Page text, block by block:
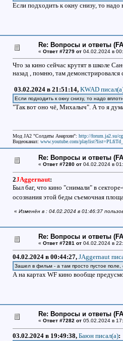
Если подходить к окну снизу, то
Re: Вопросы и ответы
« Ответ #7279 от04.02.2024 в
Что за кино сейчас крутят в школе
назад , помню, там
03.02.2024 в 21:51:14, KWAD
Если подходить к окну снизу, то надо
"Так вот оно чё, Михалыч". А то я
Мод JA2 "Солдаты Анархии": http://forum.ja2.su/
Видеоканал: www.youtube.com/
Re: Вопросы и ответы
« Ответ #7280 от04.02.2024 в
2JAggernaut:
Был баг, что кино "снимали" в
осознания этой беды съемочная
« Изменён в : 04.02.2024 в 01:46:37
Re: Вопросы и ответы
« Ответ #7281 от04.02.2024 в
04.02.2024 в 00:44:27, JAggernaut
Зашел в фильм - а там просто пустое поле,
А на картах WF кино вообще
Re: Вопросы и ответы
« Ответ #7282 от05.02.2024 в
03.02.2024 в 19:49:38, Баюн писал(a):